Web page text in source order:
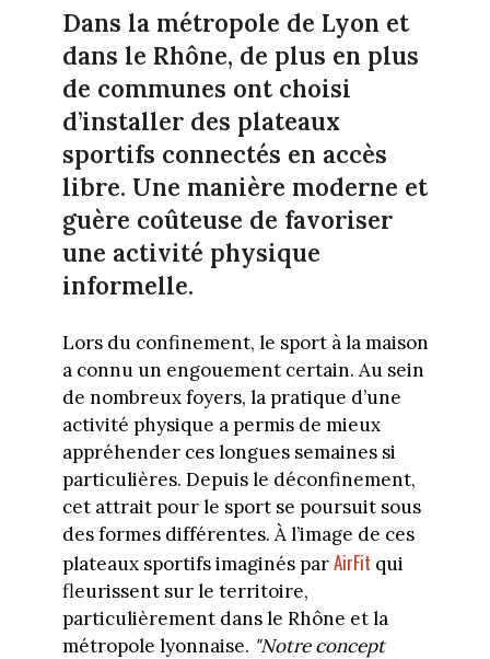
Dans la métropole de Lyon et
dans le Rhône, de plus en plus
de communes ont choisi
d’installer des plateaux
sportifs connectés en accès
libre. Une manière moderne et
guère coûteuse de favoriser
une activité physique
informelle.
Lors du confinement, le sport à la maison
a connu un engouement certain. Au sein
de nombreux foyers, la pratique d’une
activité physique a permis de mieux
appréhender ces longues semaines si
particulières. Depuis le déconfinement,
cet attrait pour le sport se poursuit sous
des formes différentes. À l’image de ces
plateaux sportifs imaginés parAirFit qui
fleurissent sur le territoire,
particulièrement dans le Rhône et la
métropole lyonnaise. "Notre concept